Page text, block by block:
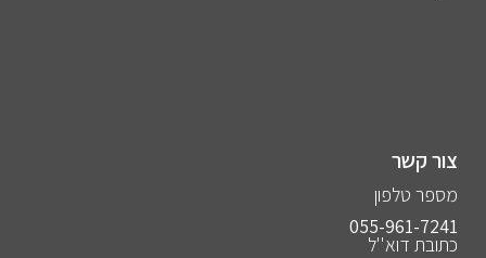
צור קשר
מספר טלפון
055-961-7241⁩
כתובת דוא''ל